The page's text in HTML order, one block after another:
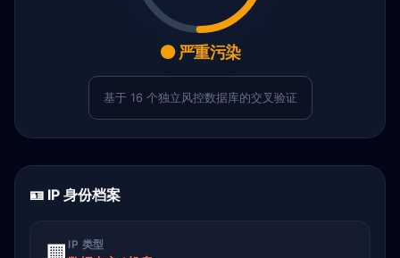
🟠 严重污染
基于 16 个独立风控数据库的交叉验证
🪪 IP 身份档案
IP 类型